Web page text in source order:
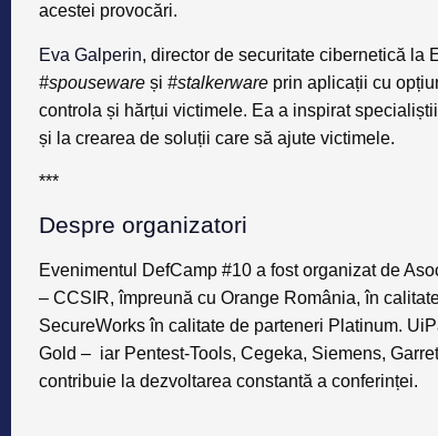
acestei provocări.
Eva Galperin, director de securitate cibernetică la
#spouseware și #stalkerware prin aplicații cu
controla și hărțui victimele. Ea a inspirat
și la crearea de soluții care să ajute victimele.
***
Despre organizatori
Evenimentul DefCamp #10 a fost organizat de
– CCSIR, împreună cu Orange România, în
SecureWorks în calitate de parteneri Platinum.
Gold – iar Pentest-Tools, Cegeka, Siemens,
contribuie la dezvoltarea constantă a conferinței.